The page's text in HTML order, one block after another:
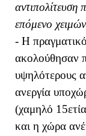
αντιπολίτευση
επόμενο
- Η
ακολούθησαν
υψηλότερους
ανεργία
(χαμηλό
και η χώρα